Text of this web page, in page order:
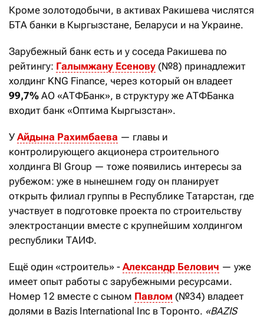
Кроме золотодобычи, в активах Ракишева числятся
БТА банки в Кыргызстане, Беларуси и на Украине.
Зарубежный банк есть и у соседа Ракишева по
рейтингу: Галымжану Есенову (№8) принадлежит
холдинг KNG Finance, через который он владеет
99,7% АО «АТФБанк», в структуру же АТФБанка
входит банк «Оптима Кыргызстан».
У Айдына Рахимбаева — главы и
контролирующего акционера строительного
холдинга BI Group — тоже появились интересы за
рубежом: уже в нынешнем году он планирует
открыть филиал группы в Республике Татарстан, где
участвует в подготовке проекта по строительству
электростанции вместе с крупнейшим холдингом
республики ТАИФ.
Ещё один «строитель» - Александр Белович — уже
имеет опыт работы с зарубежными ресурсами.
Номер 12 вместе с сыном Павлом (№34) владеет
долями в Bazis International Inc в Торонто. «BAZIS